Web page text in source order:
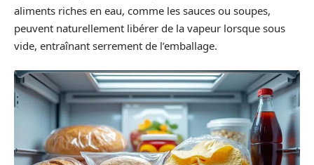
aliments riches en eau, comme les sauces ou soupes,
peuvent naturellement libérer de la vapeur lorsque sous
vide, entraînant serrement de l’emballage.